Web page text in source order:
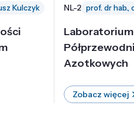
Kulczyk NL-2
Azotkowych
Zobacz więcej